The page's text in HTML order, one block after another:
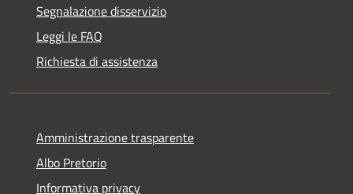
Segnalazione disservizio
Leggi le FAQ
Richiesta di assistenza
Amministrazione trasparente
Albo Pretorio
Informativa privacy